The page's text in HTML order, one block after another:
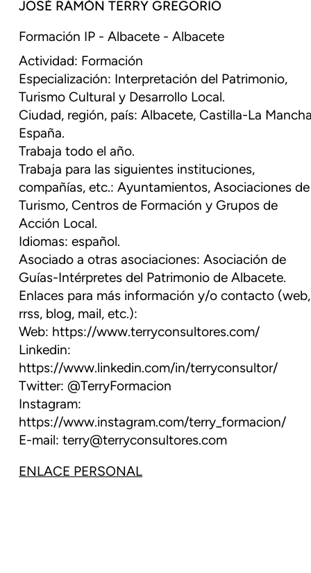
JOSÉ RAMÓN TERRY GREGORIO
Formación IP - Albacete - Albacete
Actividad: Formación
Especialización: Interpretación del Patrimonio,
Turismo Cultural y Desarrollo Local.
Ciudad, región, país: Albacete, Castilla-La
España.
Trabaja todo el año.
Trabaja para las siguientes instituciones,
compañías, etc.: Ayuntamientos, Asociaciones de
Turismo, Centros de Formación y Grupos de
Acción Local.
Idiomas: español.
Asociado a otras asociaciones: Asociación de
Guías-Intérpretes del Patrimonio de Albacete.
Enlaces para más información y/o contacto (web,
rrss, blog, mail, etc.):
Web: https://www.terryconsultores.com/
Linkedin:
https://www.linkedin.com/in/terryconsultor/
Twitter: @TerryFormacion
Instagram:
https://www.instagram.com/terry_formacion/
E-mail: terry@terryconsultores.com
ENLACE PERSONAL